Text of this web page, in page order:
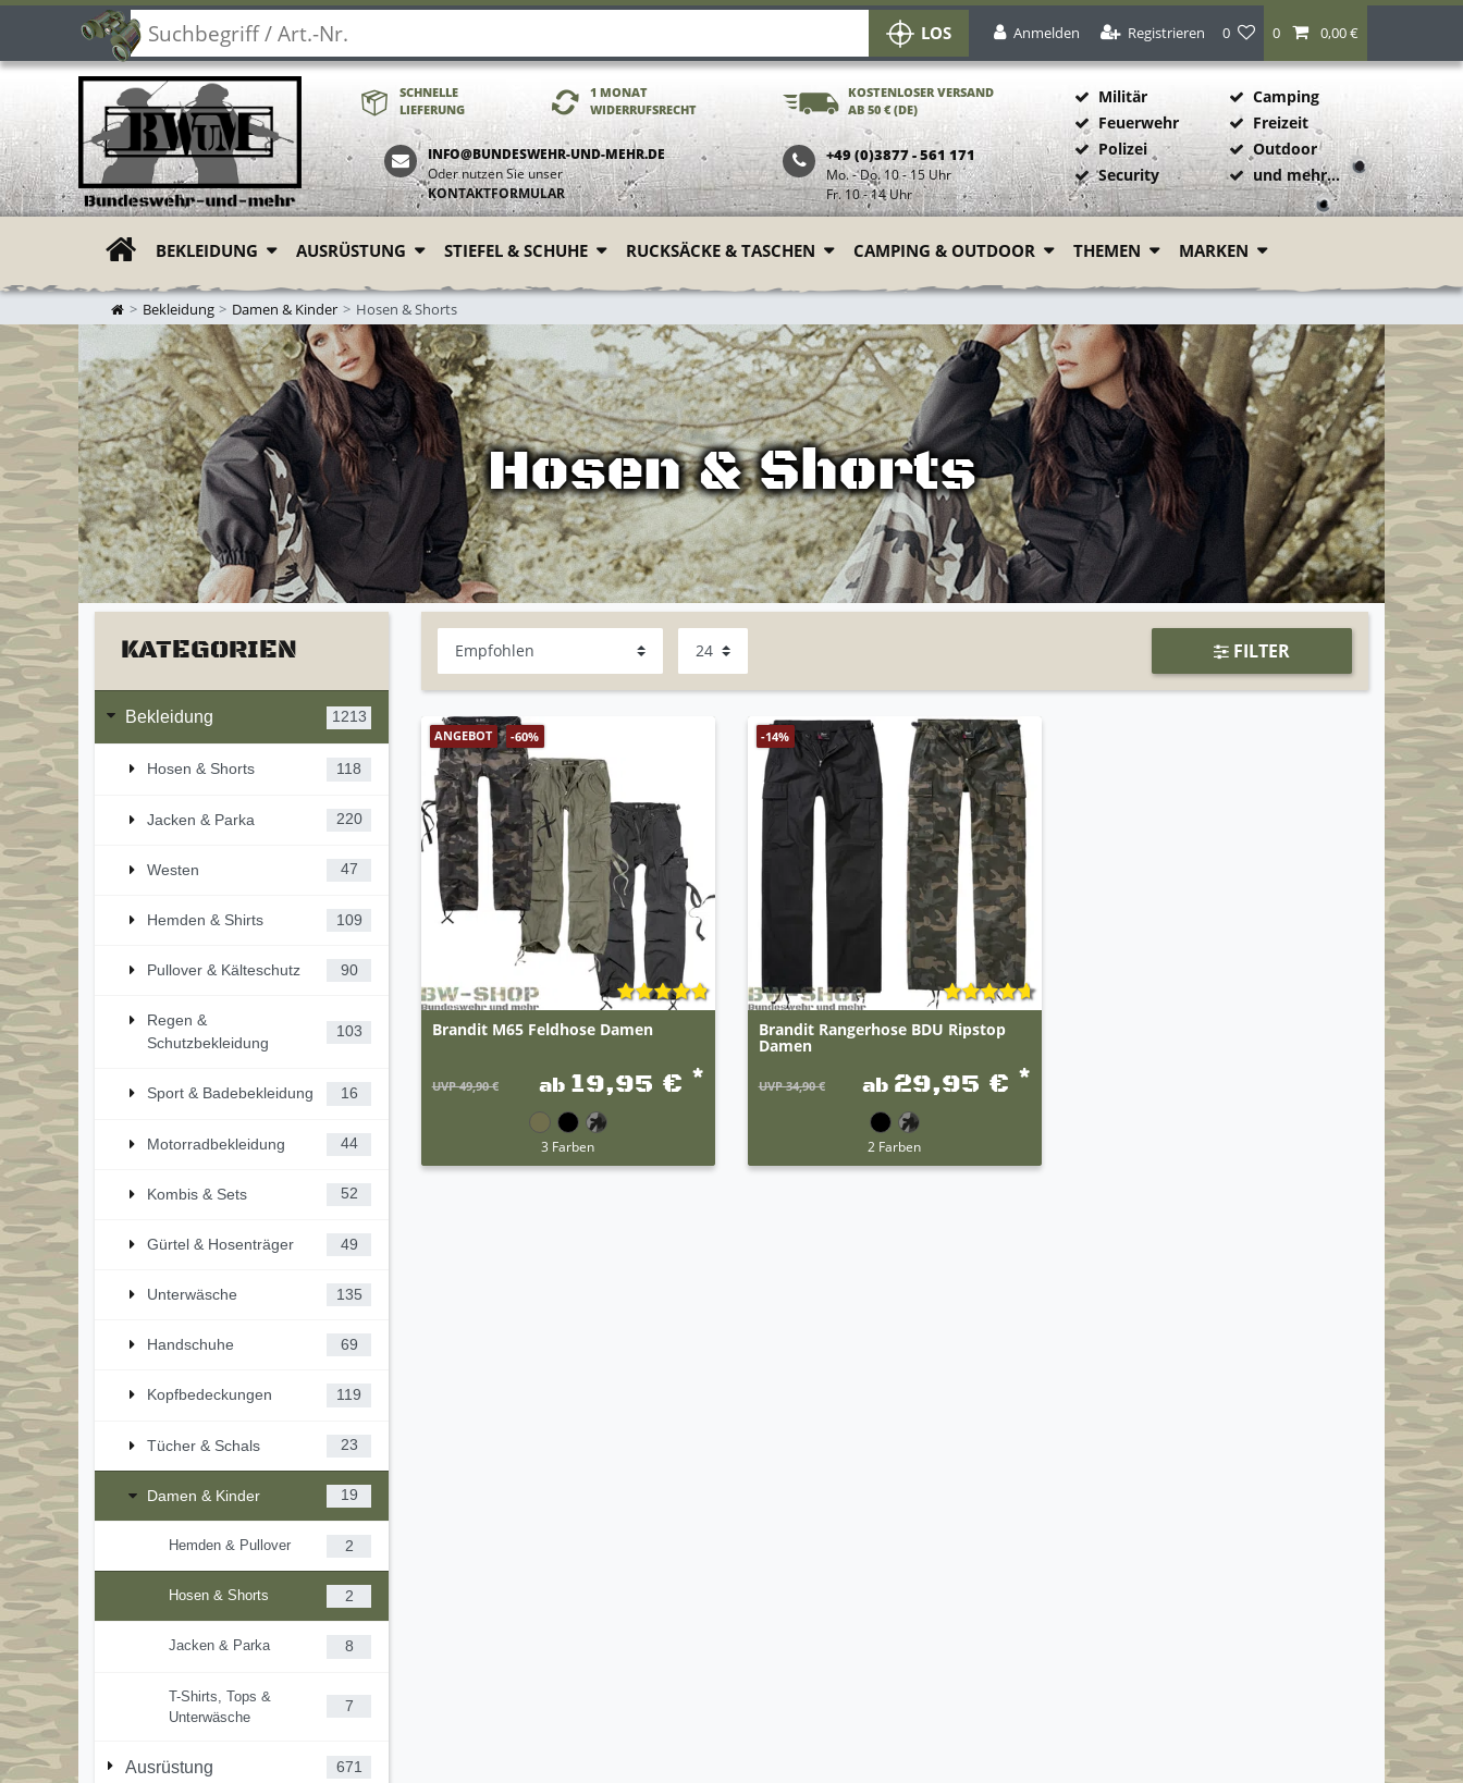
LOS Anmelden Registrieren 0 0 0,00 €
SCHNELLE
LIEFERUNG
1 MONAT
WIDERRUFSRECHT
KOSTENLOSER VERSAND
AB 50 € (DE)
INFO@BUNDESWEHR-UND-MEHR.DE
Oder nutzen Sie unser
KONTAKTFORMULAR
+49 (0)3877 - 561 171
Mo. - Do. 10 - 15 Uhr
Fr. 10 - 14 Uhr
Militär
Feuerwehr
Polizei
Security
Camping
Freizeit
Outdoor
und mehr...
ZUR STARTSEITE
BEKLEIDUNG AUSRÜSTUNG STIEFEL & SCHUHE RUCKSÄCKE & TASCHEN CAMPING & OUTDOOR THEMEN MARKEN
Bekleidung Damen & Kinder Hosen & Shorts
Hosen & Shorts
KATEGORIEN
Bekleidung 1213
Hosen & Shorts 118
Jacken & Parka 220
Westen 47
Hemden & Shirts 109
Pullover & Kälteschutz 90
Regen &
Schutzbekleidung
103
Sport & Badebekleidung 16
Motorradbekleidung 44
Kombis & Sets 52
Gürtel & Hosenträger 49
Unterwäsche 135
Handschuhe 69
Kopfbedeckungen 119
Tücher & Schals 23
Damen & Kinder 19
Hemden & Pullover 2
Hosen & Shorts 2
Jacken & Parka 8
T-Shirts, Tops &
Unterwäsche
7
Ausrüstung 671
FILTER
ANGEBOT -60%
Brandit M65 Feldhose Damen
UVP 49,90 € ab 19,95 € *
3 Farben
-14%
Brandit Rangerhose BDU Ripstop
Damen
UVP 34,90 € ab 29,95 € *
2 Farben